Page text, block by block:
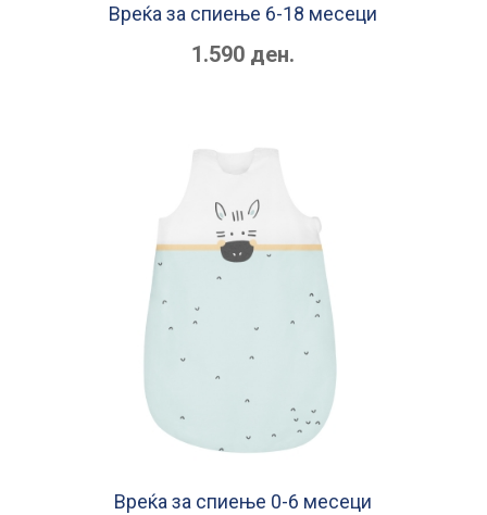
Вреќа за спиење 6-18 месеци
1.590 ден.
Вреќа за спиење 0-6 месеци